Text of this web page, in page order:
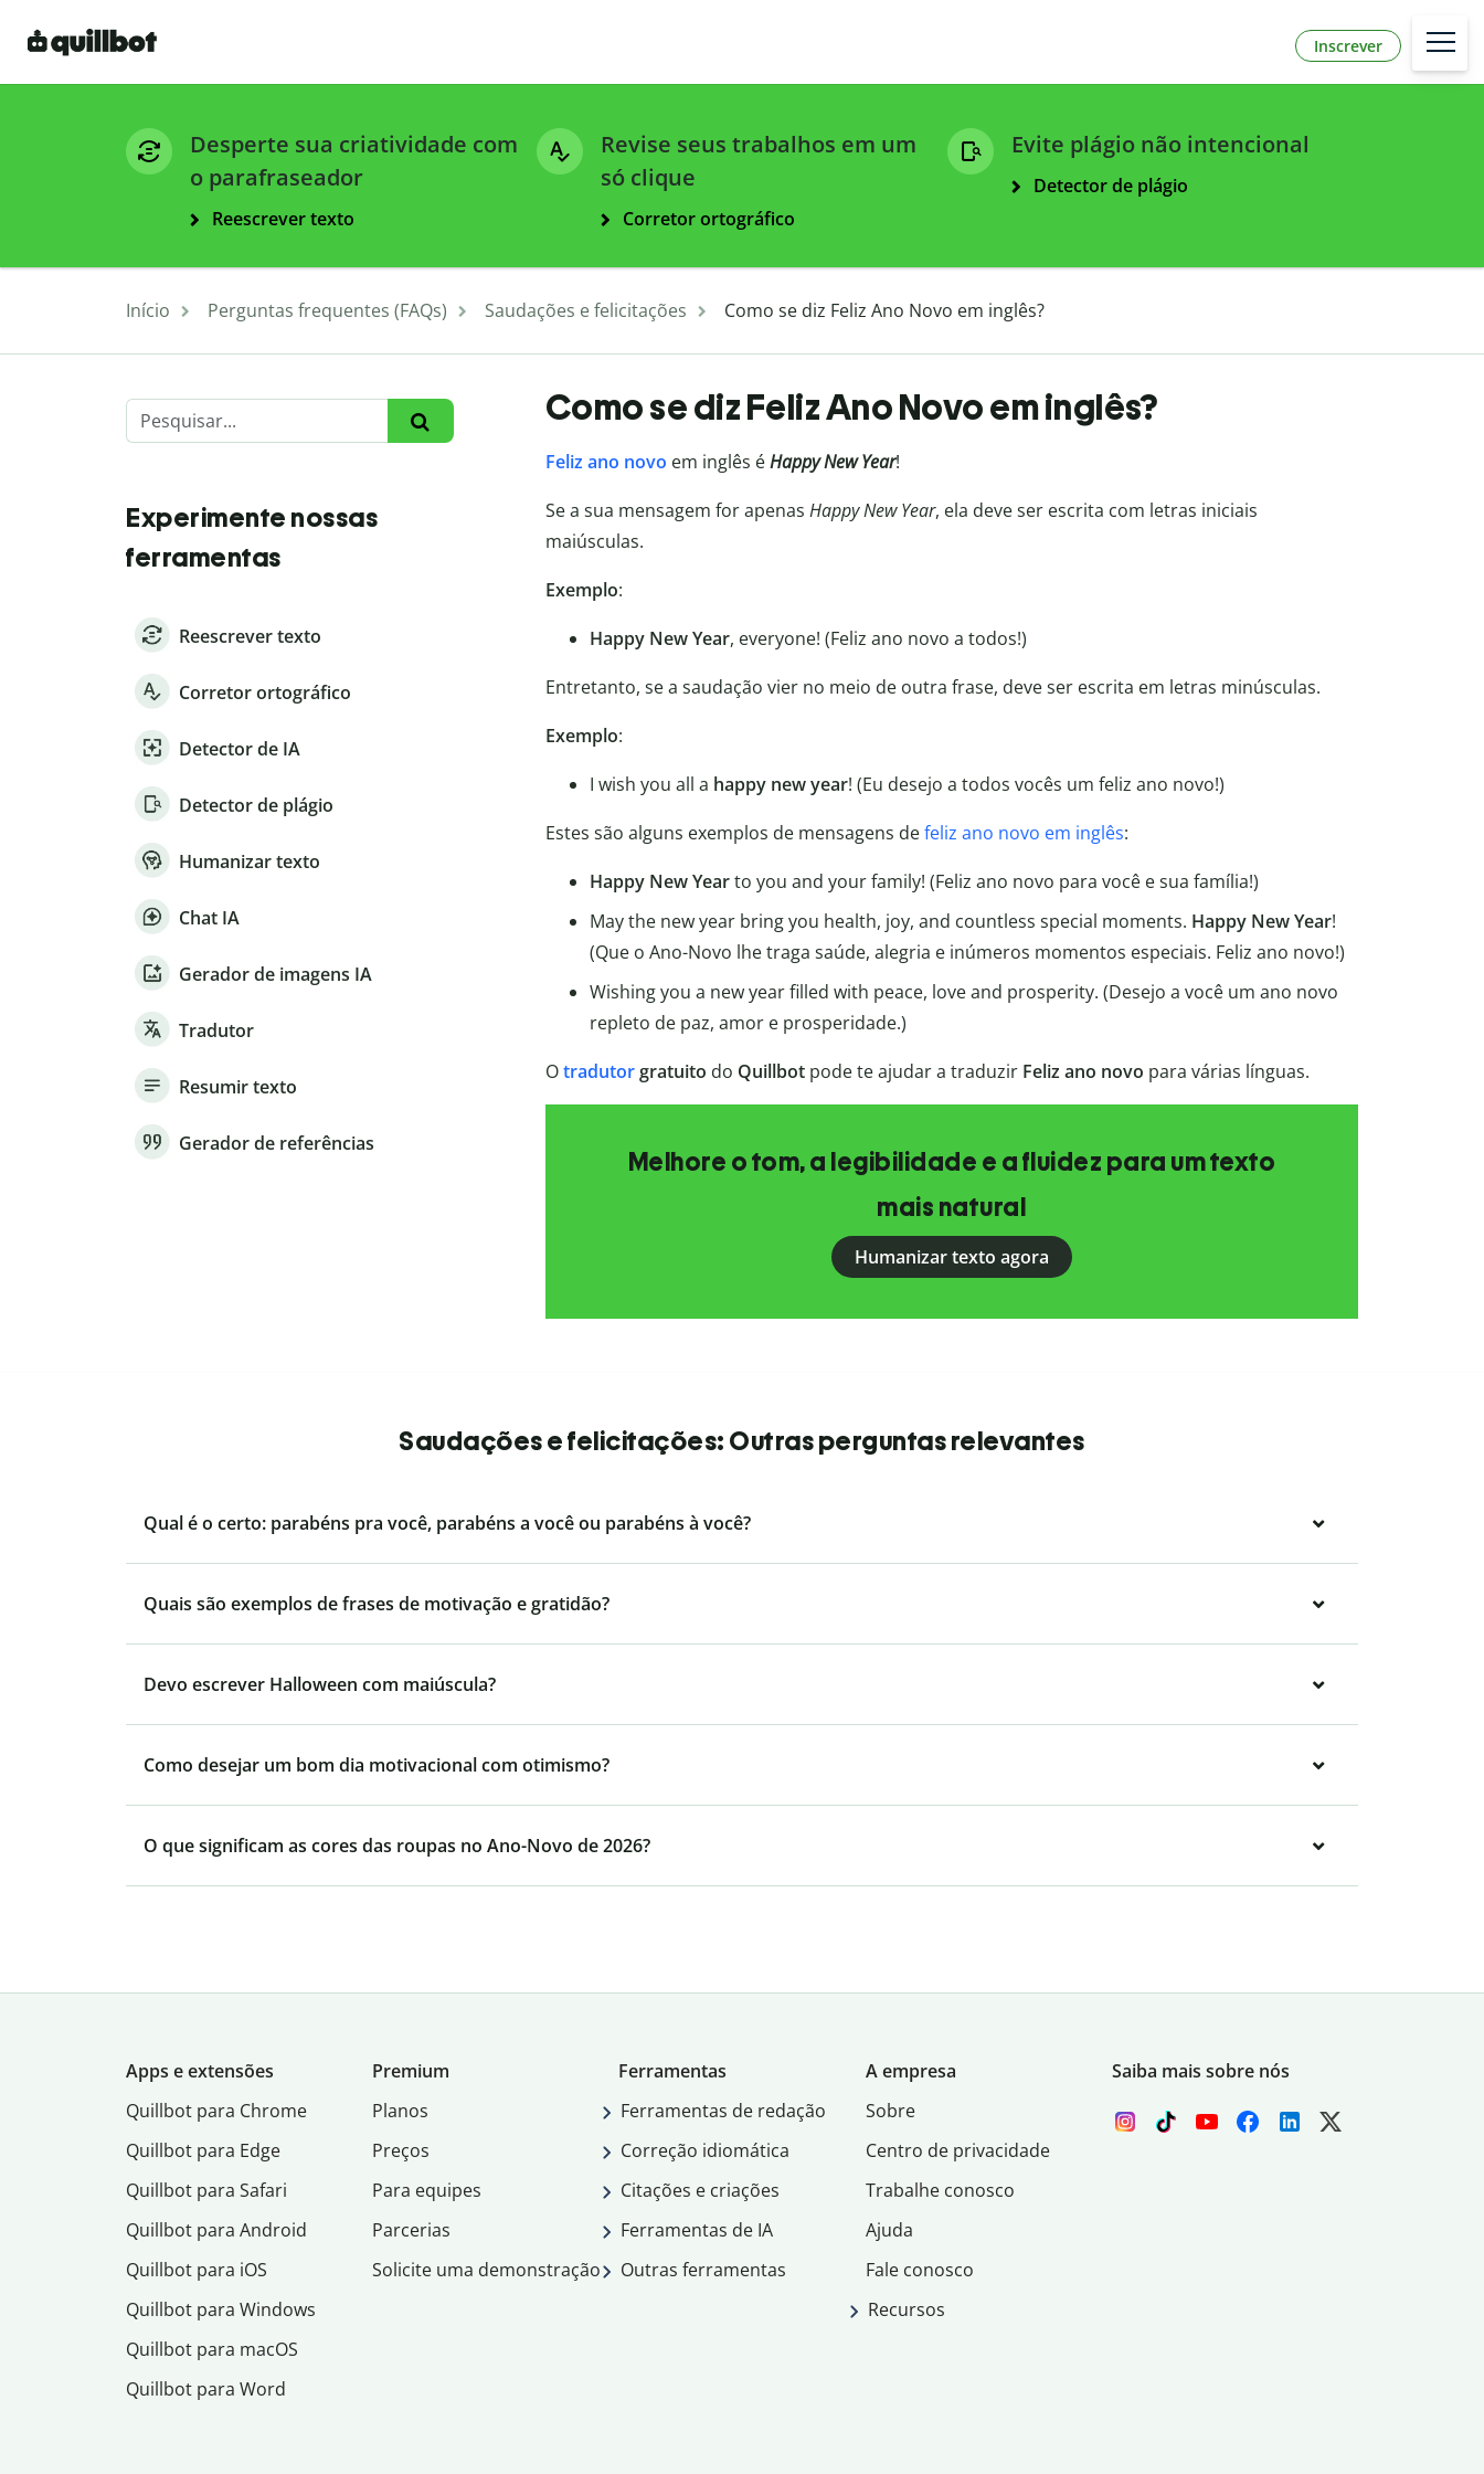
Inscrever
Desperte sua criatividade com
o parafraseador
Reescrever texto
Revise seus trabalhos em um
só clique
Corretor ortográfico
Evite plágio não intencional
Detector de plágio
Início Perguntas frequentes (FAQs) Saudações e felicitações Como se diz Feliz Ano Novo em inglês?
Experimente nossas
ferramentas
Reescrever texto
Corretor ortográfico
Detector de IA
Detector de plágio
Humanizar texto
Chat IA
Gerador de imagens IA
Tradutor
Resumir texto
Gerador de referências
Como se diz Feliz Ano Novo em inglês?
Feliz ano novo em inglês éHappy New Year!
Se a sua mensagem for apenas Happy New Year, ela deve ser escrita com letras iniciais
maiúsculas.
Exemplo:
Happy New Year, everyone! (Feliz ano novo a todos!)
Entretanto, se a saudação vier no meio de outra frase, deve ser escrita em letras minúsculas.
Exemplo:
I wish you all a happy new year! (Eu desejo a todos vocês um feliz ano novo!)
Estes são alguns exemplos de mensagens defeliz ano novo em inglês:
Happy New Yearto you and your family! (Feliz ano novo para você e sua família!)
May the new year bring you health, joy, and countless special moments. Happy New Year!
(Que o Ano-Novo lhe traga saúde, alegria e inúmeros momentos especiais. Feliz ano novo!)
Wishing you a new year filled with peace, love and prosperity. (Desejo a você um ano novo
repleto de paz, amor e prosperidade.)
Otradutorgratuito do Quillbotpode te ajudar a traduzir Feliz ano novo para várias línguas.
Melhore o tom, a legibilidade e a fluidez para um texto
mais natural
Humanizar texto agora
Saudações e felicitações: Outras perguntas relevantes
Qual é o certo: parabéns pra você, parabéns a você ou parabéns à você?
Quais são exemplos de frases de motivação e gratidão?
Devo escrever Halloween com maiúscula?
Como desejar um bom dia motivacional com otimismo?
O que significam as cores das roupas no Ano-Novo de 2026?
Apps e extensões
Quillbot para Chrome
Quillbot para Edge
Quillbot para Safari
Quillbot para Android
Quillbot para iOS
Quillbot para Windows
Quillbot para macOS
Quillbot para Word
Premium
Planos
Preços
Para equipes
Parcerias
Solicite uma demonstração
Ferramentas
Ferramentas de redação
Correção idiomática
Citações e criações
Ferramentas de IA
Outras ferramentas
A empresa
Sobre
Centro de privacidade
Trabalhe conosco
Ajuda
Fale conosco
Recursos
Saiba mais sobre nós